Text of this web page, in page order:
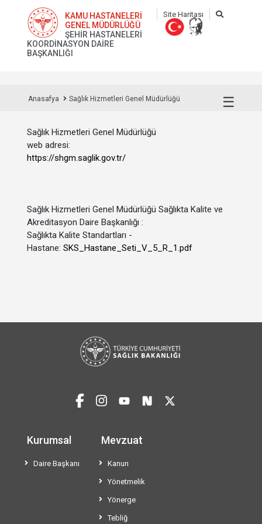
KAMU HASTANELERİ
GENEL MÜDÜRLÜĞÜ
ŞEHİR HASTANELERİ
KOORDİNASYON DAİRE
BAŞKANLIĞI
Site Haritası
☰
Anasafya Sağlık Hizmetleri Genel Müdürlüğü
Sağlık Hizmetleri Genel Müdürlüğü
web adresi:
https://shgm.saglik.gov.tr/
Sağlık Hizmetleri Genel Müdürlüğü Sağlıkta Kalite ve
Akreditasyon Daire Başkanlığı :
Sağlıkta Kalite Standartları -
Hastane: SKS_Hastane_Seti_V_5_R_1.pdf
Kurumsal
Daire Başkanı
Mevzuat
Kanun
Yönetmelik
Yönerge
Tebliğ